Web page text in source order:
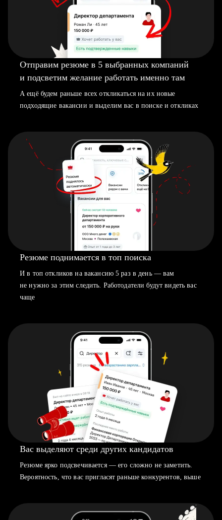
Отправим резюме в 5 выбранных компаний
и подсветим желание работать именно там
А ещё будем раньше всех откликаться на их новые
подходящие вакансии и выделим вас в поиске и откликах
Резюме поднимается в топ поиска
И в топ откликов на вакансию 5 раз в день — вам
не нужно за этим следить. Работодатели будут видеть вас
чаще
Вас выделяют среди других кандидатов
Резюме ярко подсвечивается — его сложно не заметить.
Вероятность, что вас пригласят раньше конкурентов, выше